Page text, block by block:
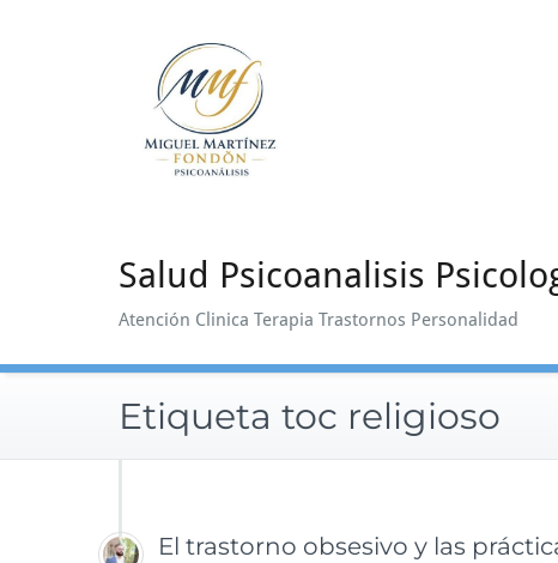
Salud Psicoanalisis
Atención Clinica Terapia Trastornos Personalidad
Etiqueta toc religioso
El trastorno obsesivo y las